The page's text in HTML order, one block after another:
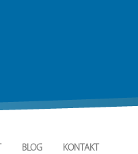
BLOG KONTAKT